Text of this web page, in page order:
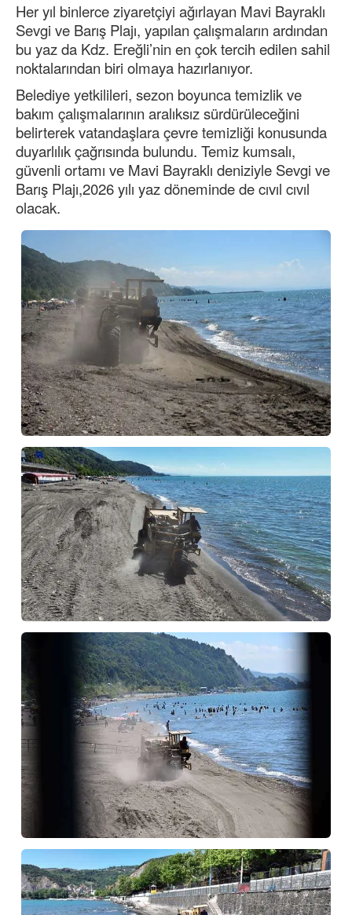
Her yıl binlerce ziyaretçiyi ağırlayan Mavi Bayraklı
Sevgi ve Barış Plajı, yapılan çalışmaların ardından
bu yaz da Kdz. Ereğli’nin en çok tercih edilen sahil
noktalarından biri olmaya hazırlanıyor.
Belediye yetkilileri, sezon boyunca temizlik ve
bakım çalışmalarının aralıksız sürdürüleceğini
belirterek vatandaşlara çevre temizliği konusunda
duyarlılık çağrısında bulundu. Temiz kumsalı,
güvenli ortamı ve Mavi Bayraklı deniziyle Sevgi ve
Barış Plajı,2026 yılı yaz döneminde de cıvıl cıvıl
olacak.